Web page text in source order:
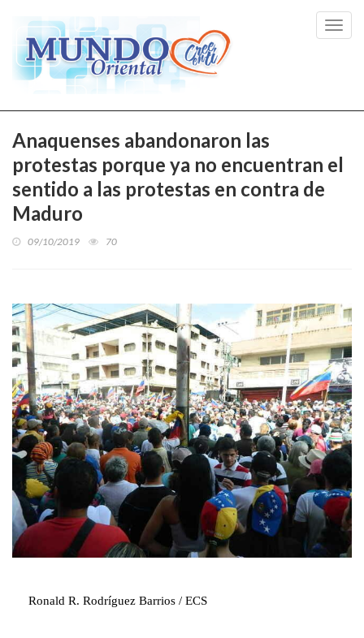
Anaquenses abandonaron las
protestas porque ya no encuentran el
sentido a las protestas en contra de
Maduro
09/10/2019 70
Ronald R. Rodríguez Barrios / ECS